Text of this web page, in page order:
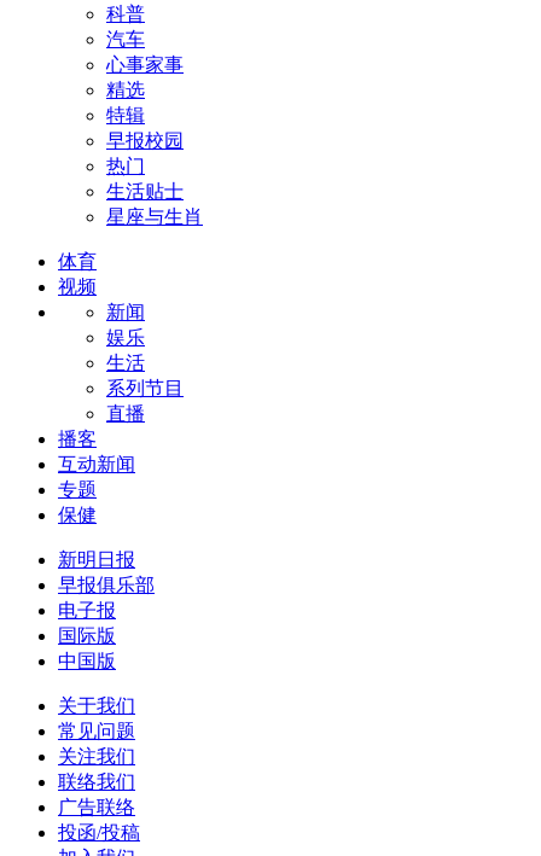
科普
汽车
心事家事
精选
特辑
早报校园
热门
生活贴士
星座与生肖
体育
视频
新闻
娱乐
生活
系列节目
直播
播客
互动新闻
专题
保健
新明日报
早报俱乐部
电子报
国际版
中国版
关于我们
常见问题
关注我们
联络我们
广告联络
投函/投稿